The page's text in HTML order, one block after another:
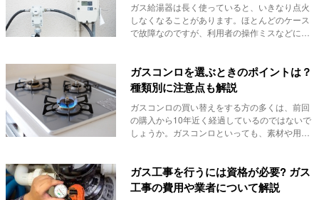
ガス給湯器は長く使っていると、いきなり点火
しなくなることがあります。ほとんどのケース
で故障なのですが、利用者の操作ミスなどによ
ガスコンロを選ぶときのポイントは？
種類別に注意点も解説
ガスコンロの買い替えをする方の多くは、前回
の購入から10年近く経過しているのではないで
しょうか。ガスコンロといっても、素材や用途
ガス工事を行うには資格が必要? ガス
工事の費用や業者について解説